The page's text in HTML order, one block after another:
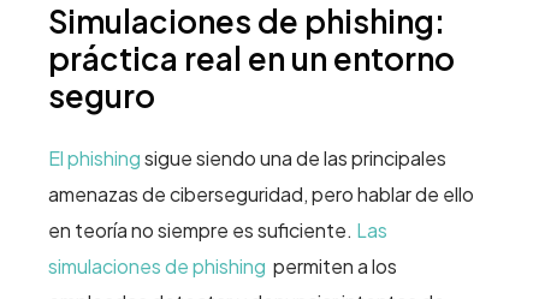
Simulaciones de phishing:
práctica real en un entorno
seguro
El phishingsigue siendo una de las principales
amenazas de ciberseguridad, pero hablar de ello
en teoría no siempre es suficiente. Las
simulaciones de phishing permiten a los